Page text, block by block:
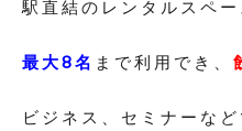
駅直結のレンタルスペー
最大8名 まで利用でき、
ビジネス、セミナーな